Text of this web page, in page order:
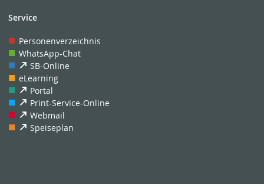
Service
Personenverzeichnis
WhatsApp-Chat
SB-Online
eLearning
Portal
Print-Service-Online
Webmail
Speiseplan